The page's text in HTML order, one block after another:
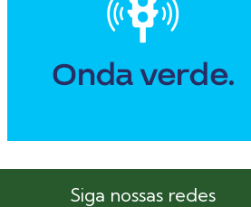
Siga nossas redes